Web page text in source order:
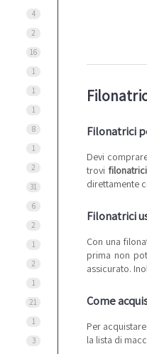
4
2
16
1
1
1
8
1
2
31
6
2
1
2
1
21
1
3
Filonatrici
Devi
trovi
direttamente
Filonatrici
Con una
prima non
assicurato.
Come
Per
la lista di